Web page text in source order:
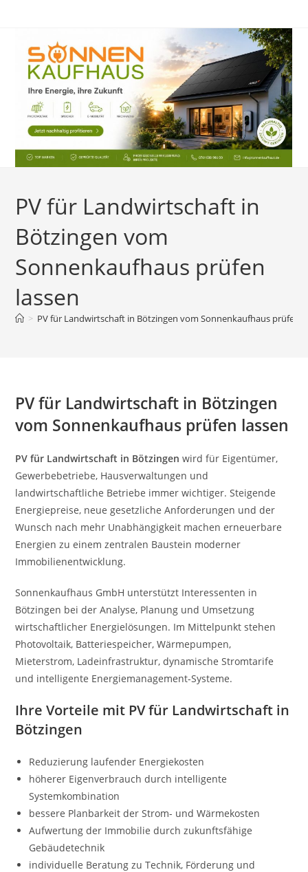
PV für Landwirtschaft in
Bötzingen vom
Sonnenkaufhaus prüfen
lassen
> PV für Landwirtschaft in Bötzingen vom Sonnenkaufhaus prüfen
PV für Landwirtschaft in Bötzingen
vom Sonnenkaufhaus prüfen lassen
PV für Landwirtschaft in Bötzingen wird für Eigentümer,
Gewerbebetriebe, Hausverwaltungen und
landwirtschaftliche Betriebe immer wichtiger. Steigende
Energiepreise, neue gesetzliche Anforderungen und der
Wunsch nach mehr Unabhängigkeit machen erneuerbare
Energien zu einem zentralen Baustein moderner
Immobilienentwicklung.
Sonnenkaufhaus GmbH unterstützt Interessenten in
Bötzingen bei der Analyse, Planung und Umsetzung
wirtschaftlicher Energielösungen. Im Mittelpunkt stehen
Photovoltaik, Batteriespeicher, Wärmepumpen,
Mieterstrom, Ladeinfrastruktur, dynamische Stromtarife
und intelligente Energiemanagement-Systeme.
Ihre Vorteile mit PV für Landwirtschaft in
Bötzingen
Reduzierung laufender Energiekosten
höherer Eigenverbrauch durch intelligente
Systemkombination
bessere Planbarkeit der Strom- und Wärmekosten
Aufwertung der Immobilie durch zukunftsfähige
Gebäudetechnik
individuelle Beratung zu Technik, Förderung und